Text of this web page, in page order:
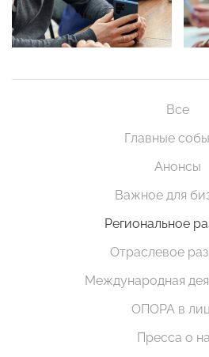
Все
Главные
Анонсы
Важное для
Региональное
Отраслевое
Международная
ОПОРА в
Пресса о